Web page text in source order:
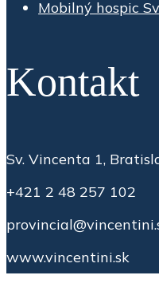
Mobilný hospic
Kontakt
Sv. Vincenta 1,
+421 2 48 257 102
www.vincentini.sk